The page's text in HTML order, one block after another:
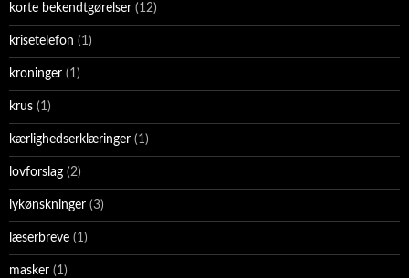
korte bekendtgørelser (12)
krisetelefon (1)
kroninger (1)
krus (1)
kærlighedserklæringer (1)
lovforslag (2)
lykønskninger (3)
læserbreve (1)
masker (1)